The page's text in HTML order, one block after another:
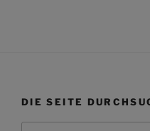
DIE SEITE